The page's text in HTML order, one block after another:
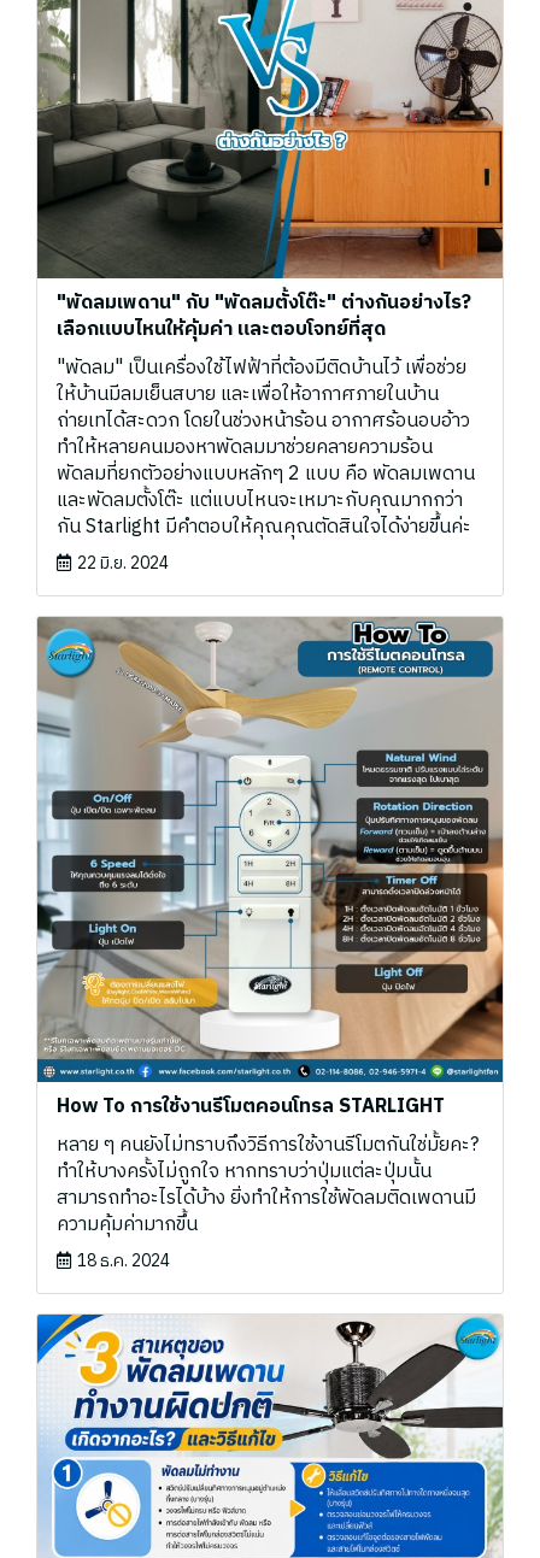
"พัดลมเพดาน" กับ "พัดลมตั้งโต๊ะ" ต่างกันอย่างไร?
เลือกแบบไหนให้คุ้มค่า และตอบโจทย์ที่สุด
"พัดลม" เป็นเครื่องใช้ไฟฟ้าที่ต้องมีติดบ้านไว้ เพื่อช่วย
ให้บ้านมีลมเย็นสบาย และเพื่อให้อากาศภายในบ้าน
ถ่ายเทได้สะดวก โดยในช่วงหน้าร้อน อากาศร้อนอบอ้าว
ทำให้หลายคนมองหาพัดลมมาช่วยคลายความร้อน
พัดลมที่ยกตัวอย่างแบบหลักๆ 2 แบบ คือ พัดลมเพดาน
และพัดลมตั้งโต๊ะ แต่แบบไหนจะเหมาะกับคุณมากกว่า
กัน Starlight มีคำตอบให้คุณคุณตัดสินใจได้ง่ายขึ้นค่ะ
22 มิ.ย. 2024
How To การใช้งานรีโมตคอนโทรล STARLIGHT
หลาย ๆ คนยังไม่ทราบถึงวิธีการใช้งานรีโมตกันใช่มั้ยคะ?
ทำให้บางครั้งไม่ถูกใจ หากทราบว่าปุ่มแต่ละปุ่มนั้น
สามารถทำอะไรได้บ้าง ยิ่งทำให้การใช้พัดลมติดเพดานมี
ความคุ้มค่ามากขึ้น
18 ธ.ค. 2024